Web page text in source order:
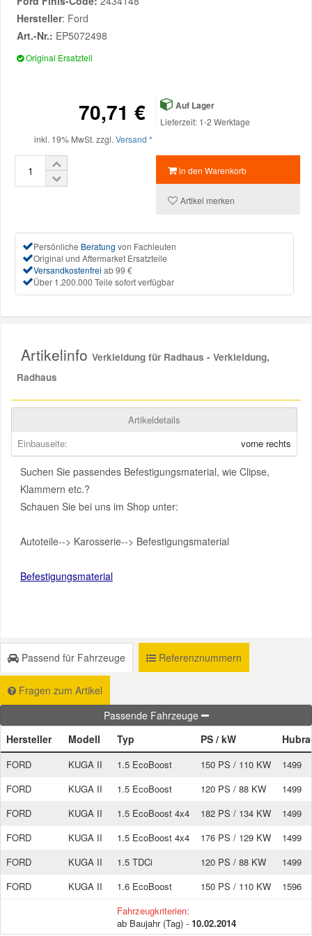
Hersteller: Ford
Art.-Nr.: EP5072498
Original Ersatzteil
70,71 €
inkl. 19% MwSt. zzgl. Versand *
Auf Lager
Lieferzeit: 1-2 Werktage
in den Warenkorb
Artikel merken
Persönliche Beratung von Fachleuten
Original und Aftermarket Ersatzteile
Versandkostenfrei ab 99 €
Über 1.200.000 Teile sofort verfügbar
Artikelinfo Verkleidung für Radhaus - Verkleidung,
Radhaus
Artikeldetails
Einbauseite:
vorne rechts
Suchen Sie passendes Befestigungsmaterial, wie Clipse,
Klammern etc.?
Schauen Sie bei uns im Shop unter:
Autoteile--> Karosserie--> Befestigungsmaterial
Befestigungsmaterial
Passend für Fahrzeuge Referenznummern
Fragen zum Artikel
Passende Fahrzeuge
Hersteller
Modell Typ PS / kW
FORD KUGA II 1.5 EcoBoost 150 PS / 110 KW
1499
FORD
KUGA II 1.5 EcoBoost 120 PS / 88 KW
1499
FORD
KUGA II 1.5 EcoBoost 4x4 182 PS / 134 KW
1499
FORD
KUGA II 1.5 EcoBoost 4x4 176 PS / 129 KW
1499
FORD
KUGA II 1.5 TDCi 120 PS / 88 KW
1499
FORD
KUGA II 1.6 EcoBoost 150 PS / 110 KW
1596
Fahrzeugkriterien:
ab Baujahr (Tag) - 10.02.2014
Mazda Ersatzteile
Mini Ersatzteile
Mitsubishi Ersatzteile
Nissan Ersatzteile
Seat Ersatzteile
Smart Ersatzteile
Vauxhall Ersatzteile
Volvo Ersatzteile